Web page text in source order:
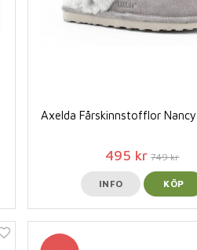
Axelda Fårskinnstofflor
495 kr 749 kr
INFO KÖP